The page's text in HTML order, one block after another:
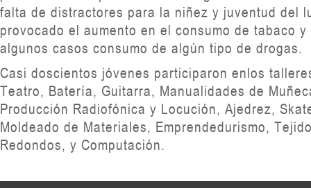
falta de distractores para la niñez y juventud del
provocado el aumento en el consumo de tabaco
algunos casos consumo de algún tipo de drogas.
Casi doscientos jóvenes participaron enlos
Teatro, Batería, Guitarra, Manualidades de
Producción Radiofónica y Locución, Ajedrez,
Moldeado de Materiales, Emprendedurismo,
Redondos, y Computación.